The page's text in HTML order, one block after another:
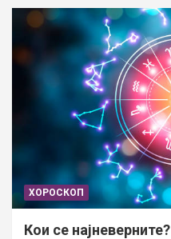
ХОРОСКОП
Кои се најневерните?